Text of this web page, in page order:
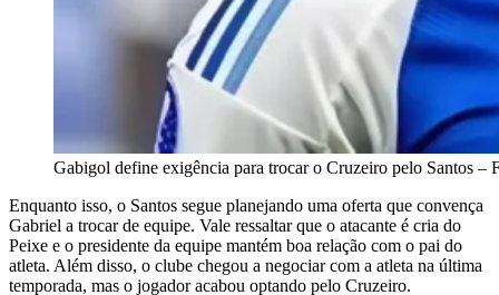
Gabigol define exigência para trocar o Cruzeiro pelo Santos –
Enquanto isso, o Santos segue planejando uma oferta que convença
Gabriel a trocar de equipe. Vale ressaltar que o atacante é cria do
Peixe e o presidente da equipe mantém boa relação com o pai do
atleta. Além disso, o clube chegou a negociar com a atleta na última
temporada, mas o jogador acabou optando pelo Cruzeiro.